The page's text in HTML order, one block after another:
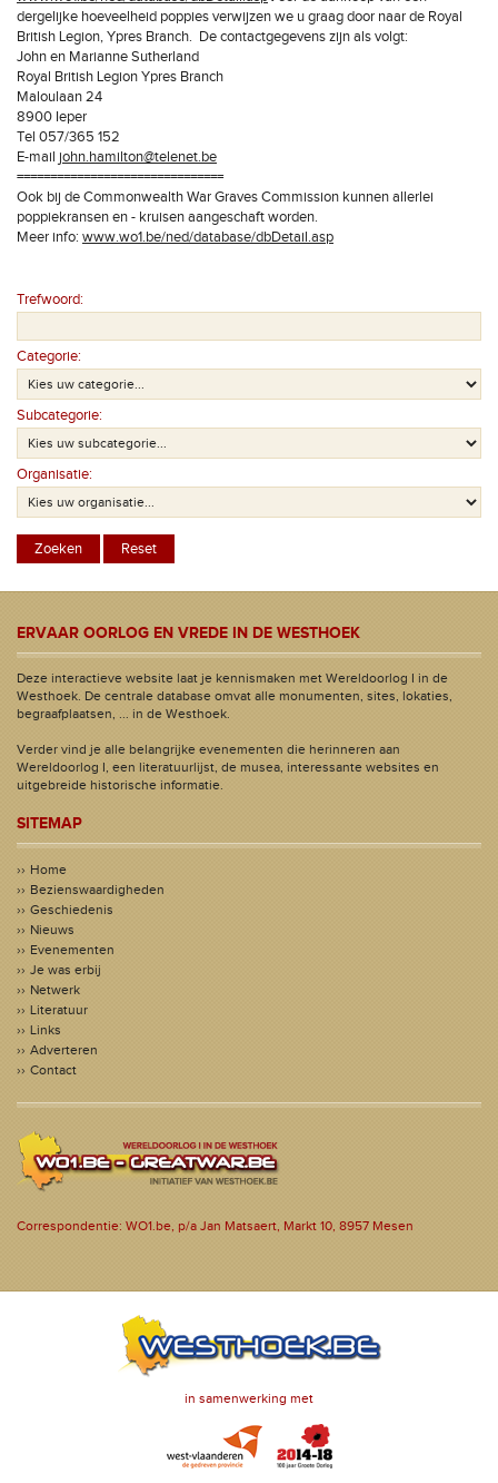
dergelijke hoeveelheid poppies verwijzen we u graag door naar de Royal
British Legion, Ypres Branch. De contactgegevens zijn als volgt:
John en Marianne Sutherland
Royal British Legion Ypres Branch
Maloulaan 24
8900 Ieper
Tel 057/365 152
E-mail john.hamilton@telenet.be
===============================
Ook bij de Commonwealth War Graves Commission kunnen allerlei
poppiekransen en - kruisen aangeschaft worden.
Meer info: www.wo1.be/ned/database/dbDetail.asp
Trefwoord:
Categorie:
Subcategorie:
Organisatie:
ERVAAR OORLOG EN VREDE IN DE WESTHOEK
Deze interactieve website laat je kennismaken met Wereldoorlog I in de
Westhoek. De centrale database omvat alle monumenten, sites, lokaties,
begraafplaatsen, ... in de Westhoek.
Verder vind je alle belangrijke evenementen die herinneren aan
Wereldoorlog I, een literatuurlijst, de musea, interessante websites en
uitgebreide historische informatie.
SITEMAP
Home
Bezienswaardigheden
Geschiedenis
Nieuws
Evenementen
Je was erbij
Netwerk
Literatuur
Links
Adverteren
Contact
Correspondentie: WO1.be, p/a Jan Matsaert, Markt 10, 8957 Mesen
in samenwerking met